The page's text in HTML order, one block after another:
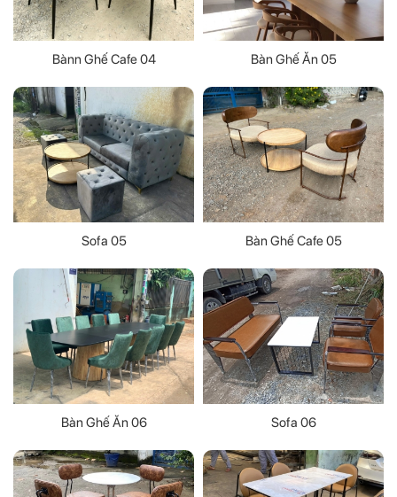
Bànn Ghế Cafe 04 Bàn Ghế Ăn 05
Sofa 05 Bàn Ghế Cafe 05
Bàn Ghế Ăn 06 Sofa 06